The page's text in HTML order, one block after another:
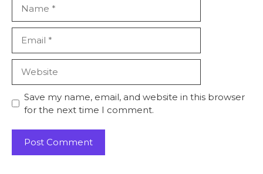
Save my name, email, and website in this browser
for the next time I comment.